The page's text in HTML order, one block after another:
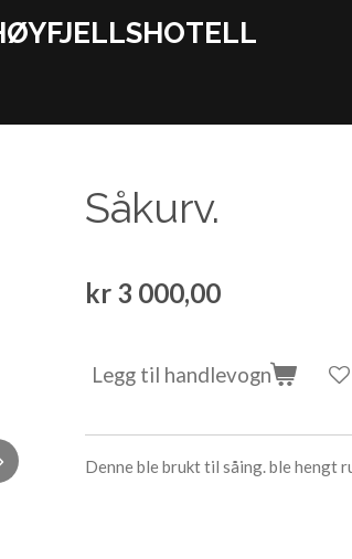
Såkurv.
kr 3 000,00
Legg til handlevogn
Denne ble brukt til såing. ble hengt